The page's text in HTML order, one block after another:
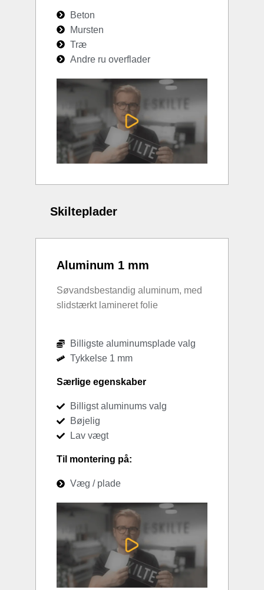
Beton
Mursten
Træ
Andre ru overflader
Skilteplader
Aluminum 1 mm
Søvandsbestandig aluminum, med
slidstærkt lamineret folie
Billigste aluminumsplade valg
Tykkelse 1 mm
Særlige egenskaber
Billigst aluminums valg
Bøjelig
Lav vægt
Til montering på:
Væg / plade